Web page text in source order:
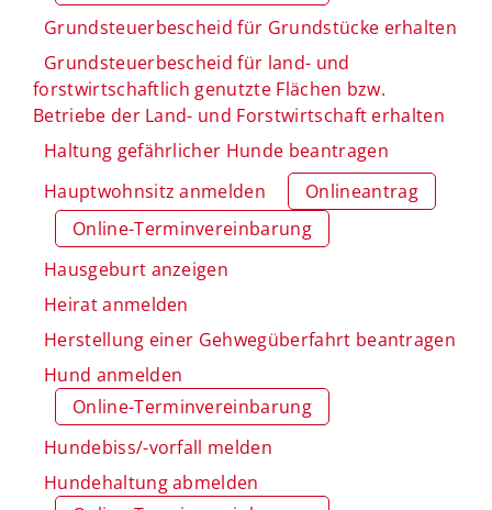
Grundsteuerbescheid für Grundstücke erhalten
Grundsteuerbescheid für land- und
forstwirtschaftlich genutzte Flächen bzw.
Betriebe der Land- und Forstwirtschaft erhalten
Haltung gefährlicher Hunde beantragen
Hauptwohnsitz anmelden
Onlineantrag
Online-Terminvereinbarung
Hausgeburt anzeigen
Heirat anmelden
Herstellung einer Gehwegüberfahrt beantragen
Hund anmelden
Online-Terminvereinbarung
Hundebiss/-vorfall melden
Hundehaltung abmelden